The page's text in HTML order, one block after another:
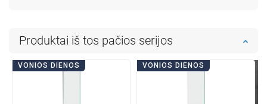
Produktai iš tos pačios serijos
VONIOS DIENOS VONIOS DIENOS